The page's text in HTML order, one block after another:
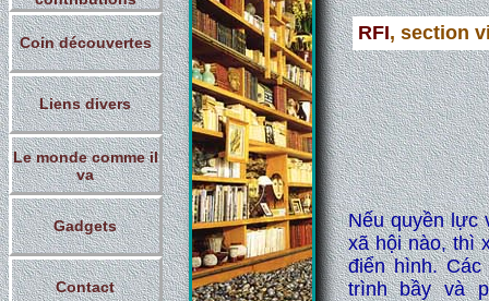
Coin découvertes
Liens divers
Le monde comme il
va
Gadgets
Contact
RFI, section
Nếu quyền lực
xã hội nào, thì
điển hình.
trình bầy và